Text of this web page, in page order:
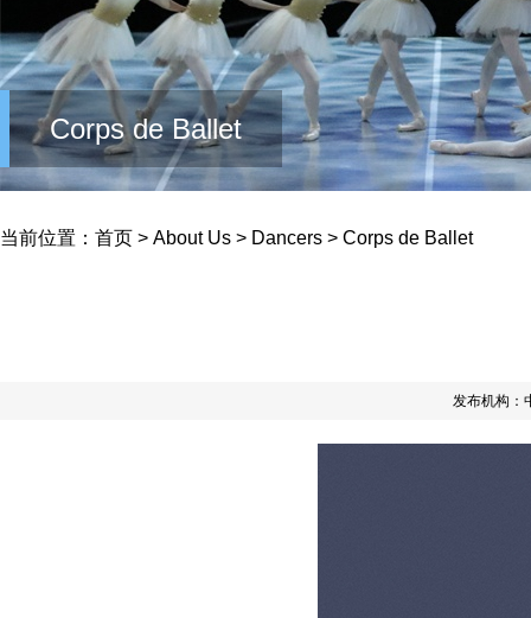
Corps de Ballet
当前位置： 首页 > About Us > Dancers > Corps de Ballet
发布机构：